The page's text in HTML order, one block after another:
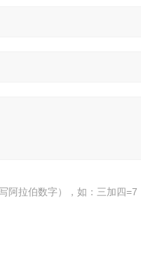
阿拉伯数字），如：三加四=7